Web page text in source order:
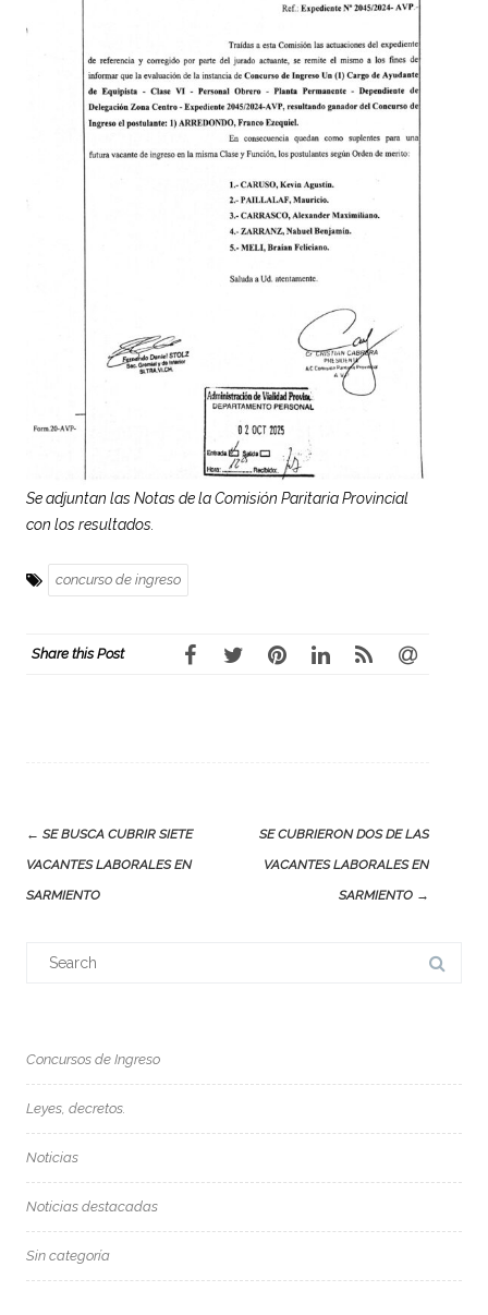
Se adjuntan las Notas de la Comisión Paritaria Provincial
con los resultados.
concurso de ingreso
Share this Post
Post
navigation
← SE BUSCA CUBRIR SIETE
VACANTES LABORALES EN
SARMIENTO
SE CUBRIERON DOS DE LAS
VACANTES LABORALES EN
SARMIENTO →
Concursos de Ingreso
Leyes, decretos.
Noticias
Noticias destacadas
Sin categoría